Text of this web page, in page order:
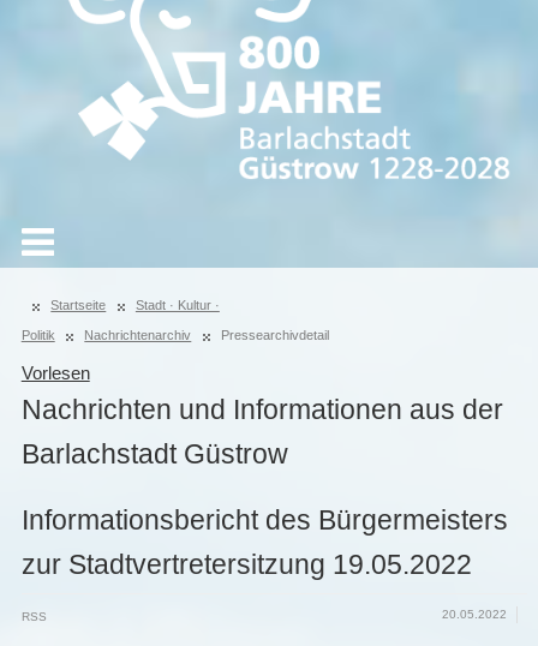
Startseite Stadt · Kultur ·
Politik Nachrichtenarchiv Pressearchivdetail
Vorlesen
Nachrichten und Informationen aus der
Barlachstadt Güstrow
Informationsbericht des Bürgermeisters
zur Stadtvertretersitzung 19.05.2022
20.05.2022
RSS